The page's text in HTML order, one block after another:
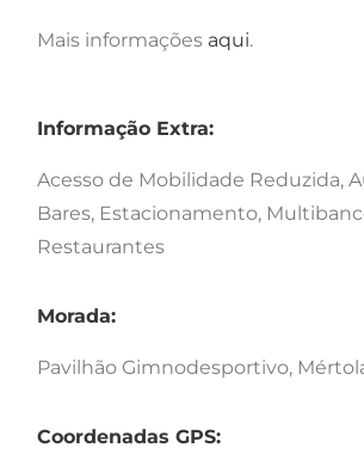
Mais informações aqui.
Informação Extra:
Acesso de Mobilidade Reduzida,
Bares, Estacionamento,
Restaurantes
Morada:
Pavilhão Gimnodesportivo,
Coordenadas GPS: